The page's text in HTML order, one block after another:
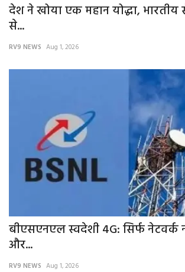
देश ने खोया एक महान योद्धा,
से...
RV9 NEWS Aug 1, 2026
बीएसएनएल स्वदेशी 4G: सिर्फ नेटवर्क
और...
RV9 NEWS Aug 1, 2026